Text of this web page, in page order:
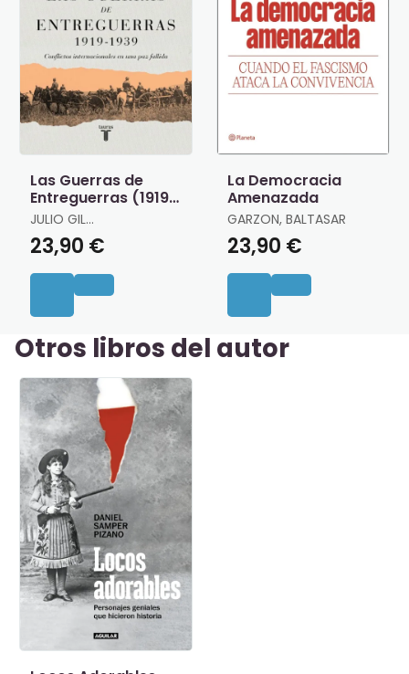
Las Guerras de
Entreguerras (1919 ?
1939)
JULIO GIL
PECHARROMÁN
23,90 €
La Democracia
Amenazada
GARZON, BALTASAR
23,90 €
Otros libros del autor